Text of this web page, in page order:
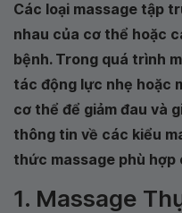
Các loại massage tập
nhau của cơ thể hoặc
bệnh. Trong quá trình
tác động lực nhẹ hoặc
cơ thể để giảm đau và
thông tin về các kiểu
thức massage phù
1. Massage